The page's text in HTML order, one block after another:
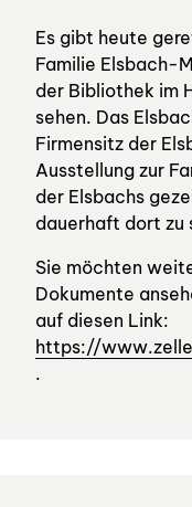
Es gibt heute
Familie Elsbach-
der Bibliothek im
sehen. Das
Firmensitz der
Ausstellung zur
der Elsbachs
dauerhaft dort zu
Sie möchten
Dokumente
auf diesen Link:
https://
.